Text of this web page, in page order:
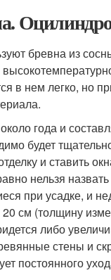
бревна из
в нем легко, но
года и
будет
и ставить
нельзя
при усадке, и
см (толщину
либо
стены и
постоянного